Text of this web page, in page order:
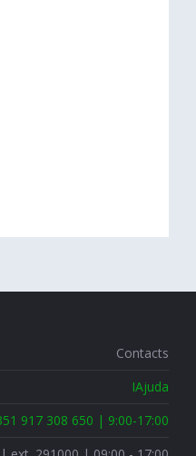
Contacts
IAjuda
917 308 650 | 9:00-17:00